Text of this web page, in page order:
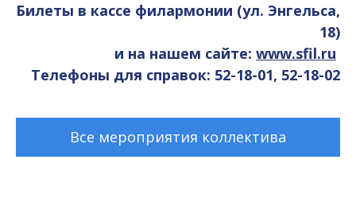
Билеты в кассе филармонии (ул. Энгельса,
18)
и на нашем сайте: www.sfil.ru
Телефоны для справок: 52-18-01, 52-18-02
Все мероприятия коллектива